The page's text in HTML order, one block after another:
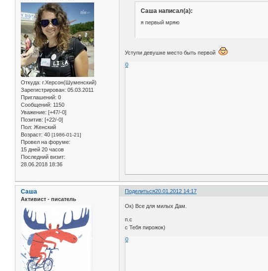
Откуда: г.Херсон(Шуменский)
Зарегистрирован: 05.03.2011
Приглашений: 0
Сообщений: 1150
Уважение: [+47/-0]
Позитив: [+22/-0]
Пол: Женский
Возраст: 40 [1986-01-21]
Провел на форуме:
15 дней 20 часов
Последний визит:
28.06.2018 18:36
Саша написал(а):
я первый мряю
Уступи девушке место быть первой
0
Поделиться20.01.2012 14:17
Саша
Активист - писатель
Ок) Все для милых Дам.
п.с
с Тебя пирожок)
0